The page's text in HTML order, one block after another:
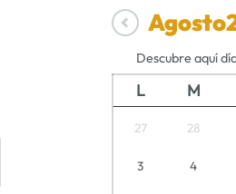
Agosto
Descubre aquí
L M
27 28
3 4